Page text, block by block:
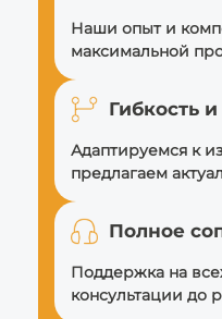
Наши опыт и
максимальной
Гибкость
Адаптируемся к
предлагаем
Полное
Поддержка на
консультации до